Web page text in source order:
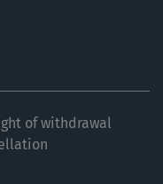
of withdrawal